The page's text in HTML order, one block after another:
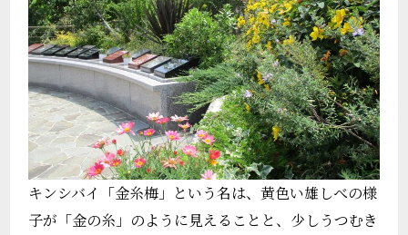
キンシバイ「金糸梅」という名は、黄色い雄しべの様
子が「金の糸」のように見えることと、少しうつむき